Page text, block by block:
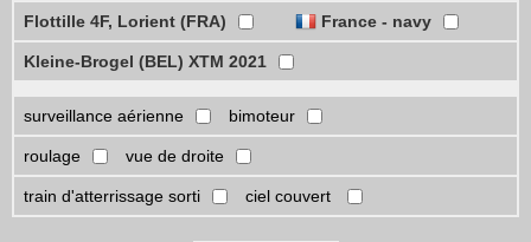
Flottille 4F, Lorient (FRA) France - navy
Kleine-Brogel (BEL) XTM 2021
surveillance aérienne bimoteur
roulage vue de droite
train d'atterrissage sorti ciel couvert